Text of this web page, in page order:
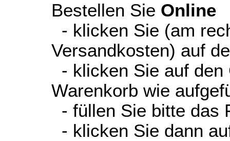
Bestellen Sie Online
- klicken Sie (am
Versandkosten) auf
- klicken Sie auf
Warenkorb wie
- füllen Sie bitte das
- klicken Sie dann